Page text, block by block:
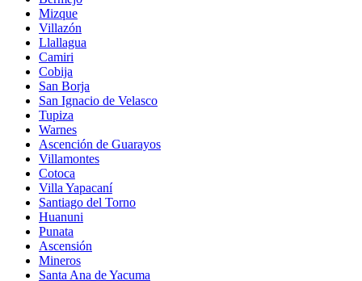
Mizque
Villazón
Llallagua
Camiri
Cobija
San Borja
San Ignacio de Velasco
Tupiza
Warnes
Ascención de Guarayos
Villamontes
Cotoca
Villa Yapacaní
Santiago del Torno
Huanuni
Punata
Ascensión
Mineros
Santa Ana de Yacuma